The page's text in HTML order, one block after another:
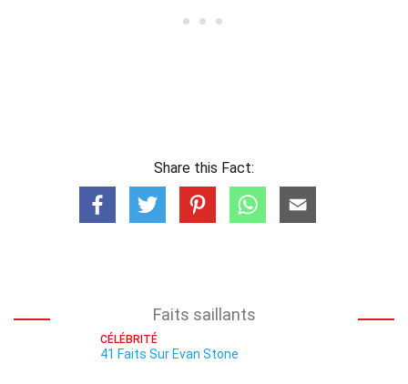
Share this Fact:
Faits saillants
CÉLÉBRITÉ
41 Faits Sur Evan Stone